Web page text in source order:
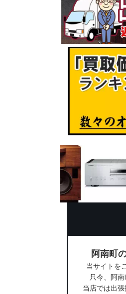
阿南町
当サイトを
只今、阿
当店では出